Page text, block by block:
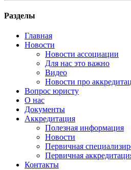
Разделы
Главная
Новости
Новости ассоциации
Для нас это важно
Видео
Новости про
Вопрос юристу
О нас
Документы
Аккредитация
Полезная информация
Новости
Первичная
Первичная
Контакты